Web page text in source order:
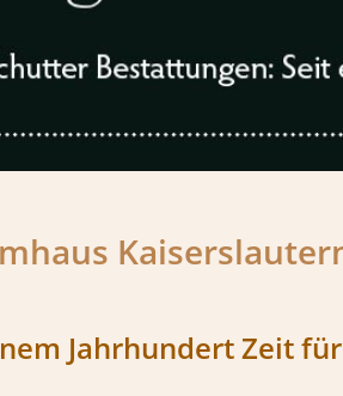
Jahrhundert Zeit